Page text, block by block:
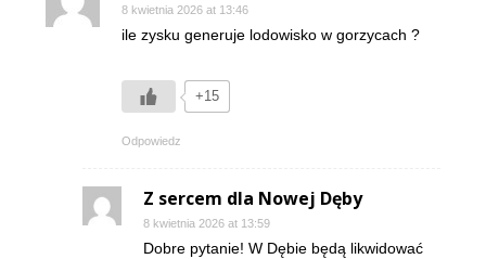
8 kwietnia 2026 at 13:46
ile zysku generuje lodowisko w gorzycach ?
+15
Odpowiedz
Z sercem dla Nowej Dęby
8 kwietnia 2026 at 13:59
Dobre pytanie! W Dębie będą likwidować